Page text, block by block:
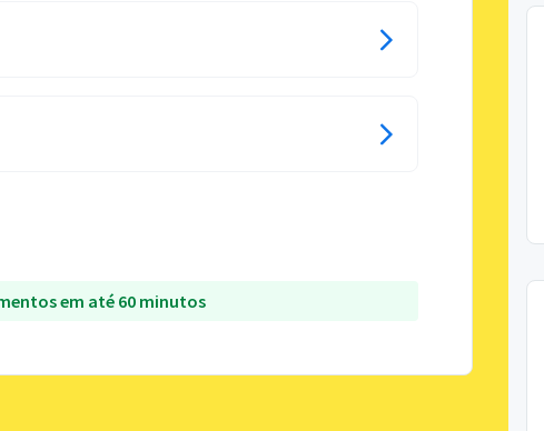
em até 60 minutos